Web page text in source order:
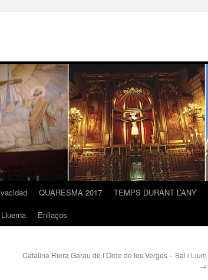
QUARESMA 2017 TEMPS DURANT L’ANY
Lluerna Enllaços
Catalina Riera Garau de l’Orde de les Verges – Sal i Llum
→